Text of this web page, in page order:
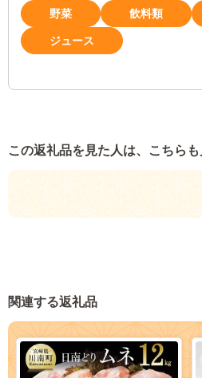
野菜 飲料類
ジュース
この返礼品を見た人は、こちら
関連する返礼品